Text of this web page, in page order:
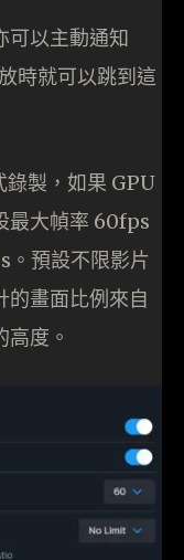
可以主動通知
時就可以跳到這
錄製，如果 GPU
最大幀率 60fps
。預設不限影片
的畫面比例來自
度。